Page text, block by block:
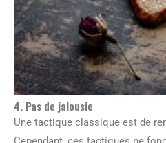
4. Pas de jalousie
Une tactique classique est de